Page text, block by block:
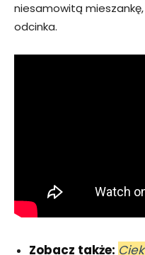
niesamowitą
odcinka.
Zobacz także: